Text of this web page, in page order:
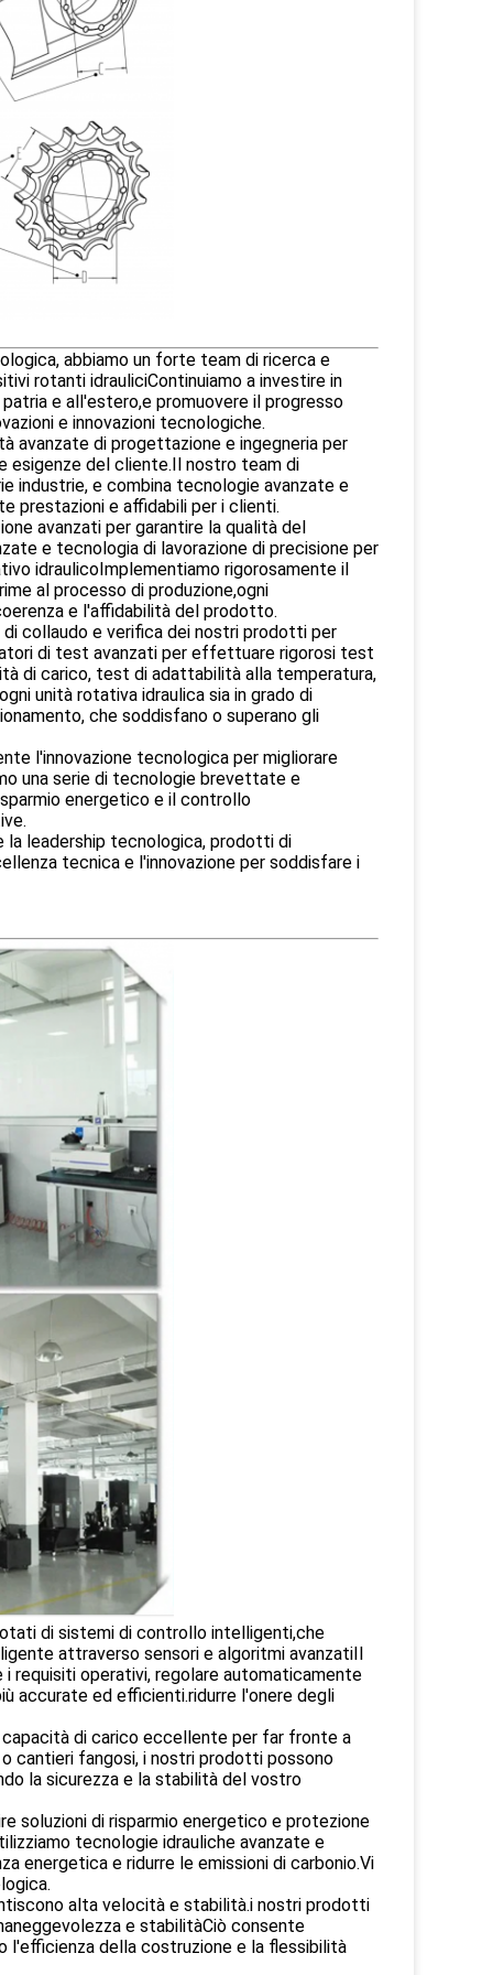
abbiamo un forte team di ricerca e
rotanti idrauliciContinuiamo a investire in
e all'estero,e promuovere il progresso
e innovazioni tecnologiche.
avanzate di progettazione e ingegneria per
esigenze del cliente.Il nostro team di
industrie, e combina tecnologie avanzate e
prestazioni e affidabili per i clienti.
avanzati per garantire la qualità del
e tecnologia di lavorazione di precisione per
idraulicoImplementiamo rigorosamente il
al processo di produzione,ogni
e l'affidabilità del prodotto.
collaudo e verifica dei nostri prodotti per
di test avanzati per effettuare rigorosi test
di carico, test di adattabilità alla temperatura,
unità rotativa idraulica sia in grado di
che soddisfano o superano gli
l'innovazione tecnologica per migliorare
una serie di tecnologie brevettate e
energetico e il controllo
leadership tecnologica, prodotti di
tecnica e l'innovazione per soddisfare i
di sistemi di controllo intelligenti,che
attraverso sensori e algoritmi avanzatiIl
requisiti operativi, regolare automaticamente
accurate ed efficienti.ridurre l'onere degli
capacità di carico eccellente per far fronte a
cantieri fangosi, i nostri prodotti possono
la sicurezza e la stabilità del vostro
soluzioni di risparmio energetico e protezione
tecnologie idrauliche avanzate e
energetica e ridurre le emissioni di carbonio.Vi
alta velocità e stabilità.i nostri prodotti
e stabilitàCiò consente
l'efficienza della costruzione e la flessibilità